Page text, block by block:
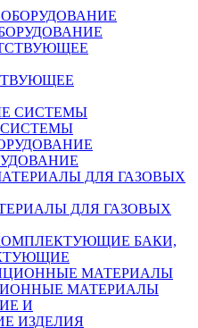
ДЛЯ ГАЗОВЫХ
БАКИ,
МАТЕРИАЛЫ